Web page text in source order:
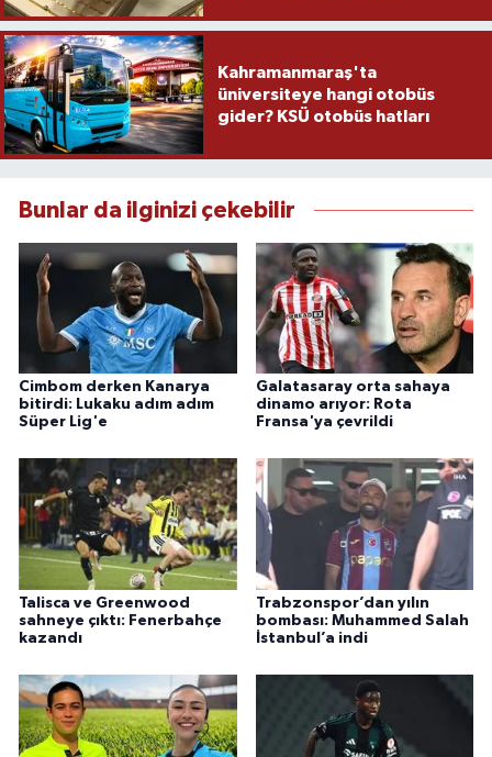
Kahramanmaraş'ta
üniversiteye hangi otobüs
gider? KSÜ otobüs hatları
Bunlar da ilginizi çekebilir
Cimbom derken Kanarya
bitirdi: Lukaku adım adım
Süper Lig'e
Galatasaray orta sahaya
dinamo arıyor: Rota
Fransa'ya çevrildi
Talisca ve Greenwood
sahneye çıktı: Fenerbahçe
kazandı
Trabzonspor’dan yılın
bombası: Muhammed Salah
İstanbul’a indi